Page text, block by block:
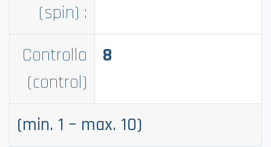
(spin) :
Controllo
(control)
8
(min. 1 – max. 10)